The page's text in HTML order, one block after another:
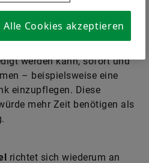
Regeln.
werden kann, sofort und
– beispielsweise eine
einzupflegen. Diese
mehr Zeit benötigen als
richtet sich wiederum an
Alle Cookies akzeptieren